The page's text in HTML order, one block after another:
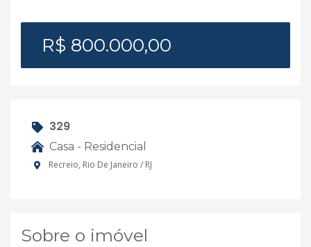
R$ 800.000,00
329
Casa - Residencial
Recreio, Rio De Janeiro / RJ
Sobre o imóvel